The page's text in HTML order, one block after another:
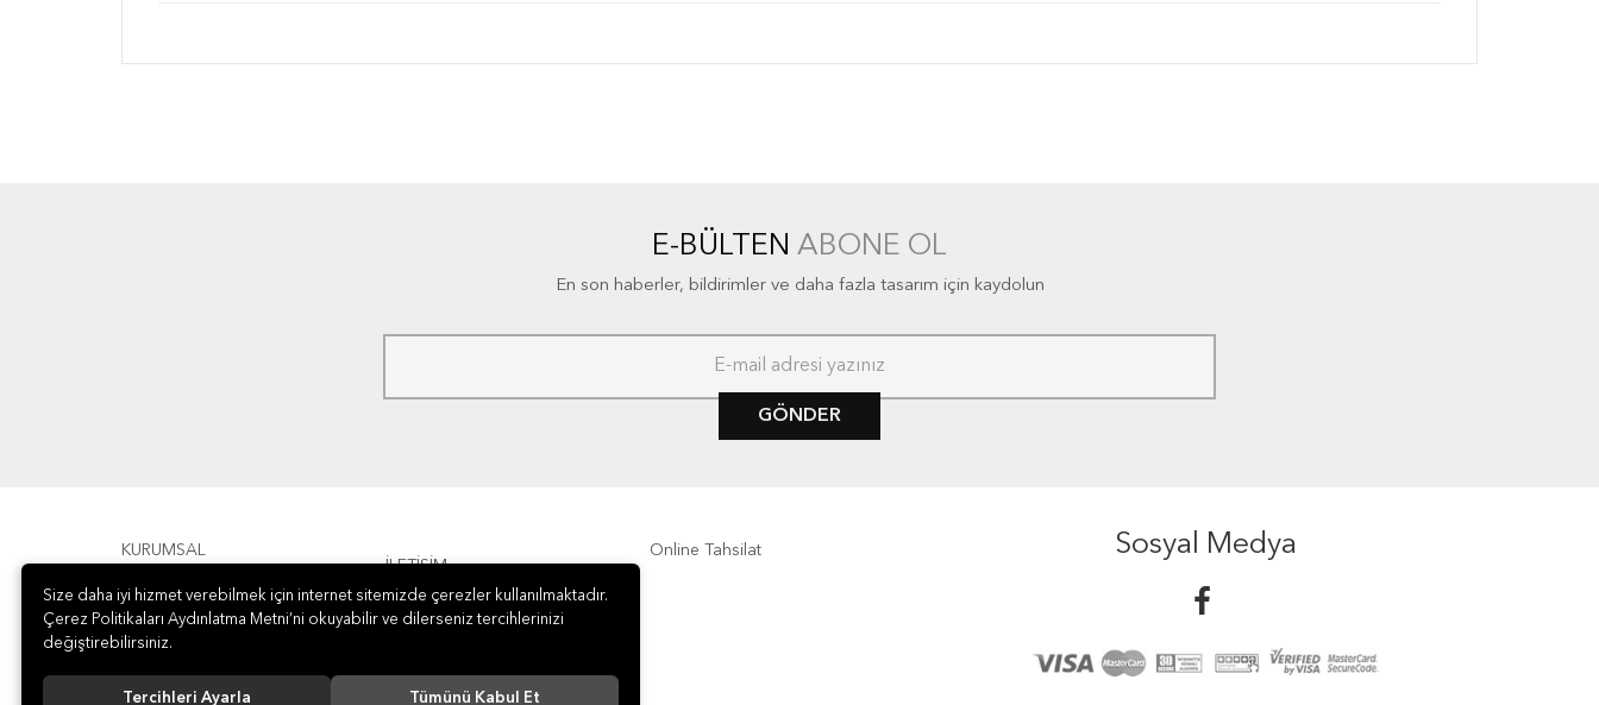
E-BÜLTEN ABONE OL
En son haberler, bildirimler ve daha fazla tasarım için kaydolun
GÖNDER
KURUMSAL
ÖDEME
İLETİŞİM
Online Tahsilat Sosyal Medya
Size daha iyi hizmet verebilmek için internet sitemizde çerezler kullanılmaktadır.
Çerez Politikaları Aydınlatma Metni’ni okuyabilir ve dilerseniz tercihlerinizi
değiştirebilirsiniz.
Tercihleri Ayarla Tümünü Kabul Et